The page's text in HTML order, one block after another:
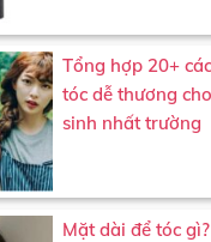
Tổng hợp 20+
tóc dễ thương
sinh nhất trường
Mặt dài để tóc